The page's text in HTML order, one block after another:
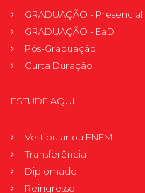
GRADUAÇÃO - Presencial
GRADUAÇÃO - EaD
Pós-Graduação
Curta Duração
ESTUDE AQUI
Vestibular ou ENEM
Transferência
Diplomado
Reingresso